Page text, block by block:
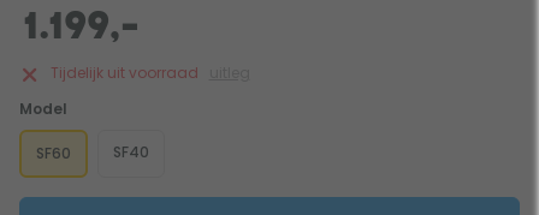
1.199,-
Tijdelijk uit voorraad
Model
SF60 SF40